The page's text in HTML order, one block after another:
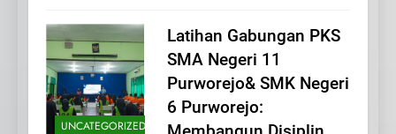
UNCATEGORIZED
Latihan Gabungan PKS
SMA Negeri 11
Purworejo& SMK Negeri
6 Purworejo: